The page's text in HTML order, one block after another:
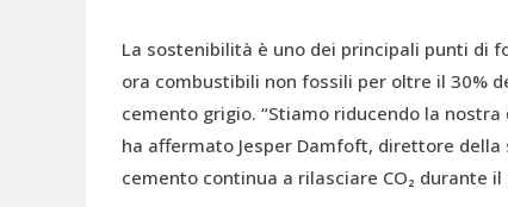
La sostenibilità è uno dei principali punti di
ora combustibili non fossili per oltre il 30%
cemento grigio. “Stiamo riducendo la
ha affermato Jesper Damfoft, direttore
cemento continua a rilasciare CO₂ durante il